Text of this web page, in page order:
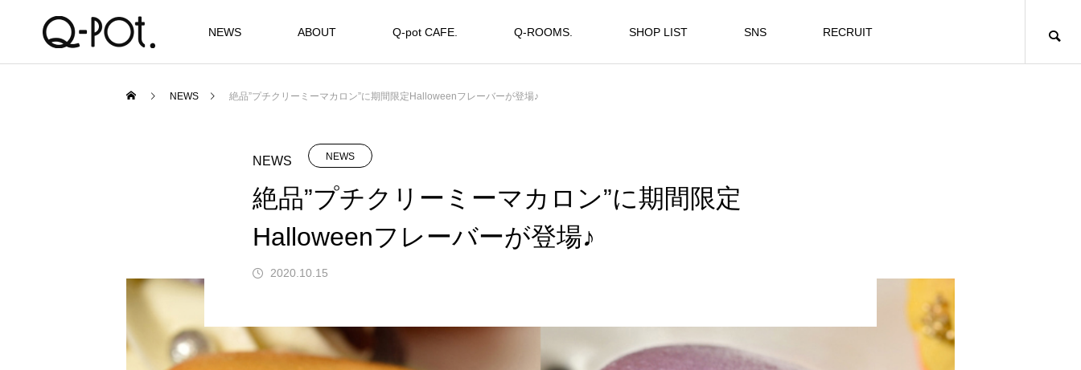
NEWS ABOUT Q-pot CAFE. Q-ROOMS. SHOP LIST SNS RECRUIT
NEWS 絶品”プチクリーミーマカロン”に期間限定Halloweenフレーバーが登場♪
NEWS NEWS
絶品”プチクリーミーマカロン”に期間限定
Halloweenフレーバーが登場♪
2020.10.15